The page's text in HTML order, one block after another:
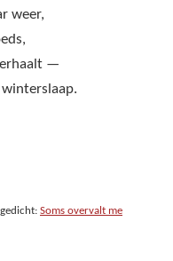
weer,
—
Soms overvalt me